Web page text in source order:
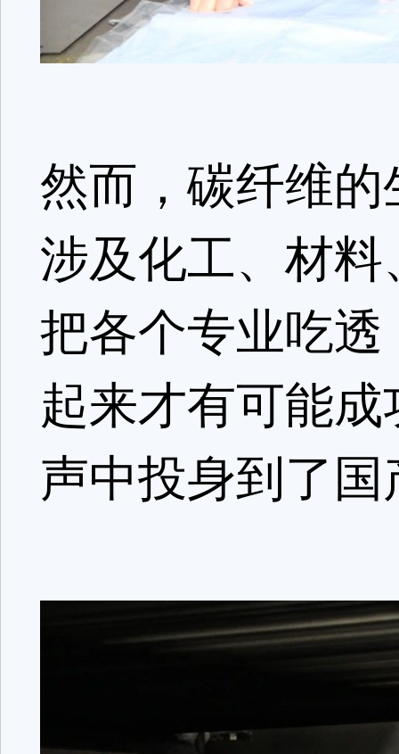
然而，碳纤维
涉及化工、材
把各个专业吃
起来才有可能
声中投身到了